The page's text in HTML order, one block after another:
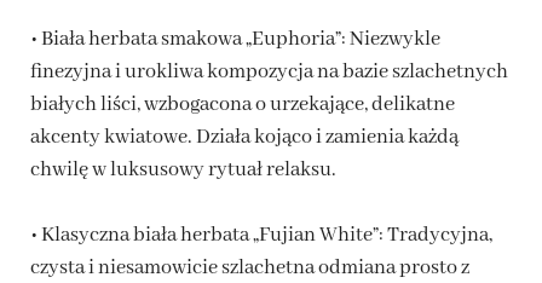
• Biała herbata smakowa „Euphoria”: Niezwykle
finezyjna i urokliwa kompozycja na bazie szlachetnych
białych liści, wzbogacona o urzekające, delikatne
akcenty kwiatowe. Działa kojąco i zamienia każdą
chwilę w luksusowy rytuał relaksu.
• Klasyczna biała herbata „Fujian White”: Tradycyjna,
czysta i niesamowicie szlachetna odmiana prosto z